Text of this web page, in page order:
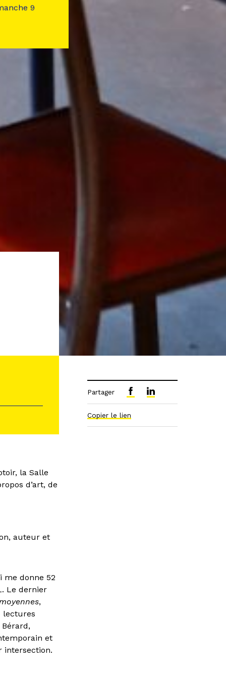
la Salle
d’art, de
auteur et
me donne 52
Le dernier
,
lectures
et
intersection.
Partager
Copier le lien
9